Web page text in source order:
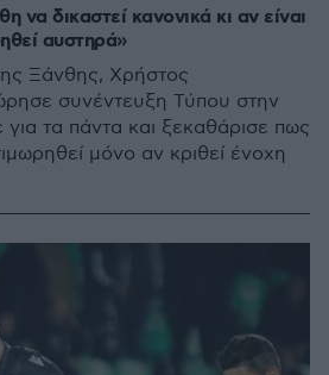
δικαστεί κανονικά κι αν είναι
αυστηρά»
Ξάνθης, Χρήστος
συνέντευξη Τύπου στην
τα πάντα και ξεκαθάρισε πως
μόνο αν κριθεί ένοχη